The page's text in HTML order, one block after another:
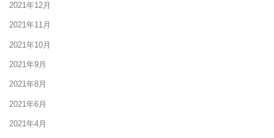
2021年12月
2021年11月
2021年10月
2021年9月
2021年8月
2021年6月
2021年4月